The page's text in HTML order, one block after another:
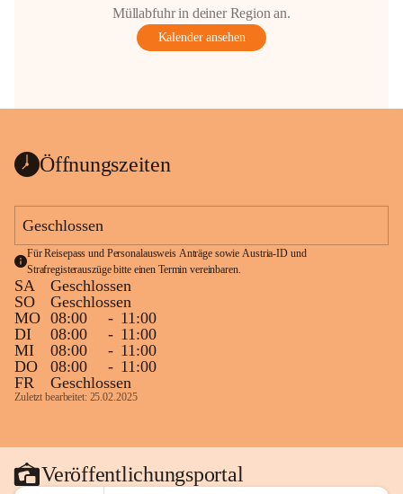
Müllabfuhr in deiner Region an.
Kalender ansehen
Öffnungszeiten
Geschlossen
Für Reisepass und Personalausweis Anträge sowie Austria-ID und
Strafregisterauszüge bitte einen Termin vereinbaren.
SA
Geschlossen
SO
Geschlossen
MO 08:00 - 11:00
DI
08:00 - 11:00
MI
08:00 - 11:00
DO
08:00 - 11:00
FR
Geschlossen
Zuletzt bearbeitet: 25.02.2025
Veröffentlichungsportal